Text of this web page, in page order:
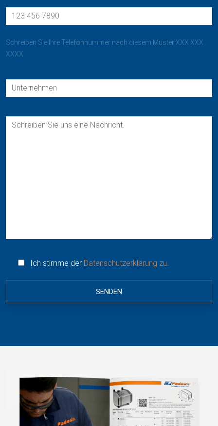
Schreiben Sie Ihre Telefonnummer nach diesem Muster XXX XXX
XXXX
Ich stimme der Datenschutzerklärung zu.